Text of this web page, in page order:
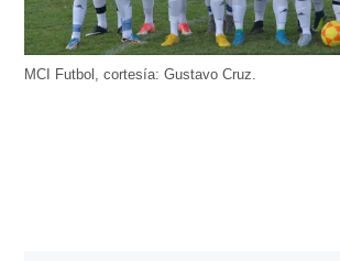
MCI Futbol, cortesía: Gustavo Cruz.